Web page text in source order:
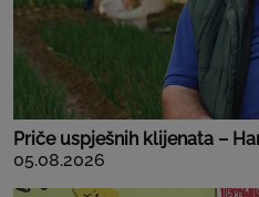
Priče uspješnih klijenata –
05.08.2026